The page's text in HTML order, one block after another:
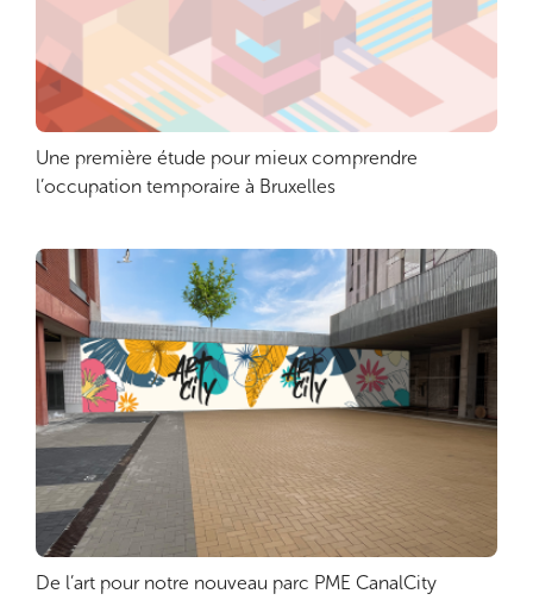
Lire plus
Une première étude pour mieux comprendre
l’occupation temporaire à Bruxelles
Lire plus
De l’art pour notre nouveau parc PME CanalCity